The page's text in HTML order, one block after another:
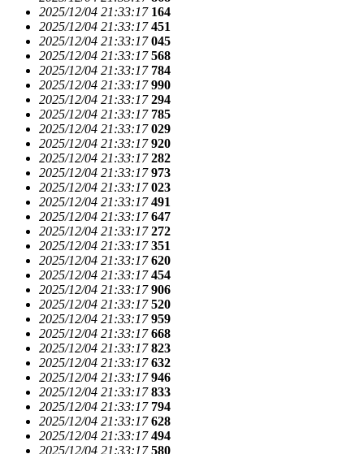
2025/12/04 21:33:17 164
2025/12/04 21:33:17 451
2025/12/04 21:33:17 045
2025/12/04 21:33:17 568
2025/12/04 21:33:17 784
2025/12/04 21:33:17 990
2025/12/04 21:33:17 294
2025/12/04 21:33:17 785
2025/12/04 21:33:17 029
2025/12/04 21:33:17 920
2025/12/04 21:33:17 282
2025/12/04 21:33:17 973
2025/12/04 21:33:17 023
2025/12/04 21:33:17 491
2025/12/04 21:33:17 647
2025/12/04 21:33:17 272
2025/12/04 21:33:17 351
2025/12/04 21:33:17 620
2025/12/04 21:33:17 454
2025/12/04 21:33:17 906
2025/12/04 21:33:17 520
2025/12/04 21:33:17 959
2025/12/04 21:33:17 668
2025/12/04 21:33:17 823
2025/12/04 21:33:17 632
2025/12/04 21:33:17 946
2025/12/04 21:33:17 833
2025/12/04 21:33:17 794
2025/12/04 21:33:17 628
2025/12/04 21:33:17 494
2025/12/04 21:33:17 580